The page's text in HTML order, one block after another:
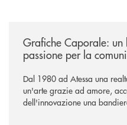
Grafiche Caporale: un
passione per la
Dal 1980 ad Atessa una
un'arte grazie ad amore,
dell'innovazione una